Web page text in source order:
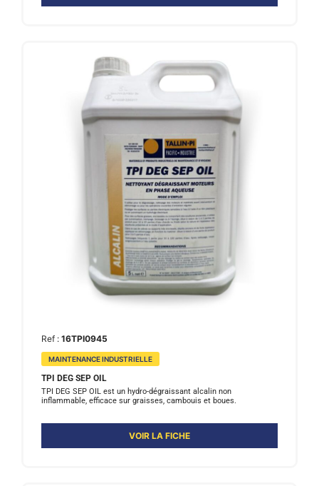
Ref : 16TPI0945
MAINTENANCE INDUSTRIELLE
TPI DEG SEP OIL
TPI DEG SEP OIL est un hydro-dégraissant alcalin non
inflammable, efficace sur graisses, cambouis et boues.
VOIR LA FICHE